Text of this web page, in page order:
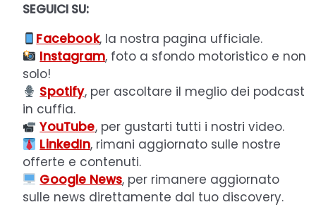
SEGUICI SU:
Facebook, la nostra pagina ufficiale.
Instagram, foto a sfondo motoristico e non
solo!
Spotify, per ascoltare il meglio dei podcast
in cuffia.
YouTube, per gustarti tutti i nostri video.
LinkedIn, rimani aggiornato sulle nostre
offerte e contenuti.
Google News, per rimanere aggiornato
sulle news direttamente dal tuo discovery.